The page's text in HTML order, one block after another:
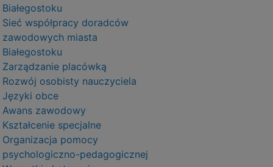
Białegostoku
Sieć współpracy doradców
zawodowych miasta
Białegostoku
Zarządzanie placówką
Rozwój osobisty nauczyciela
Języki obce
Awans zawodowy
Kształcenie specjalne
Organizacja pomocy
psychologiczno-pedagogicznej